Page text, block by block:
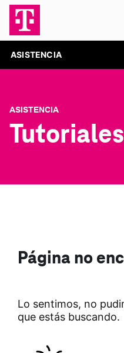
ASISTENCIA
ASISTENCIA
Tutoriales